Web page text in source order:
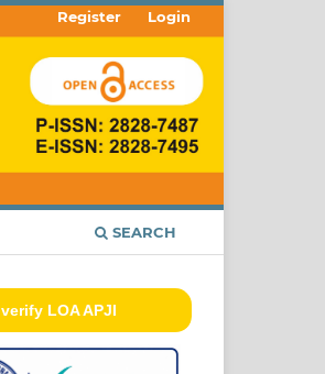
SEARCH
Register Login
verify LOA APJI